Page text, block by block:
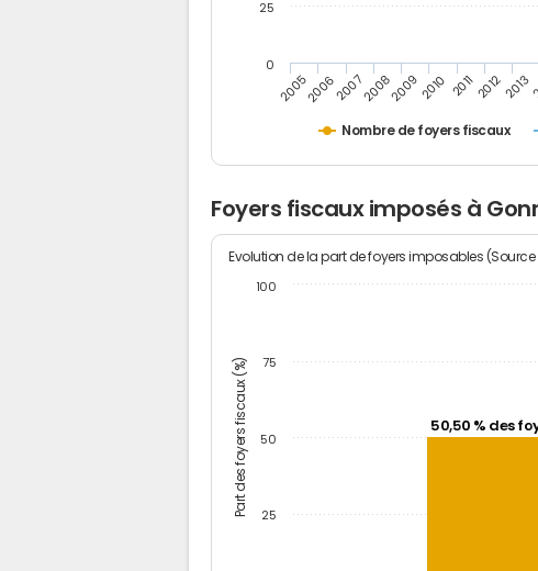
Nombre de foyers fiscaux
200520062007200820092010 201120122013
0
25
Foyers fiscaux imposés à
Part des foyers fiscaux (%)
Evolution de la part de foyers imposables
50,50 % des
25
50
75
100